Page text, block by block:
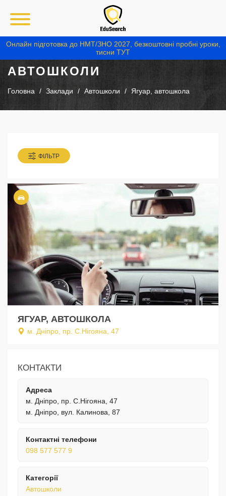
Онлайн підготовка до НМТ/ЗНО 2027, безкоштовні пробні уроки,
тисни ТУТ
АВТОШКОЛИ
Головна Заклади Автошколи Ягуар, автошкола
ФІЛЬТР
ЯГУАР, АВТОШКОЛА
м. Дніпро, пр. С.Нігояна, 47
КОНТАКТИ
Адреса
м. Дніпро, пр. С.Нігояна, 47
м. Дніпро, вул. Калинова, 87
Контактні телефони
098 577 577 9
Категорії
Автошколи